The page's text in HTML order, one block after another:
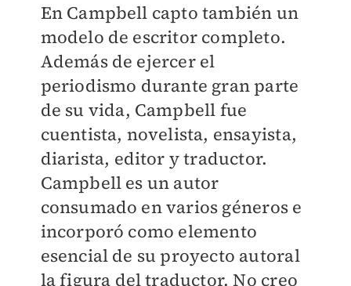
En Campbell capto también un
modelo de escritor completo.
Además de ejercer el
periodismo durante gran parte
de su vida, Campbell fue
cuentista, novelista, ensayista,
diarista, editor y traductor.
Campbell es un autor
consumado en varios géneros e
incorporó como elemento
esencial de su proyecto autoral
la figura del traductor. No creo